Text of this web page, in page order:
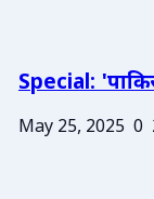
Special:
May 25, 2025 0